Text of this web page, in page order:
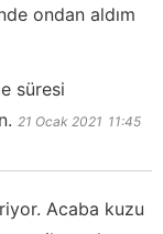
ondan aldım
süresi
21 Ocak 2021 11:45
Acaba kuzu